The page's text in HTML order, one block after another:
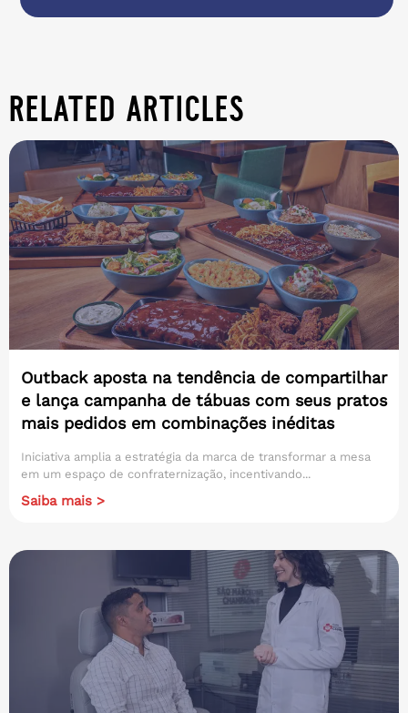
related articles
Outback aposta na tendência de compartilhar
e lança campanha de tábuas com seus pratos
mais pedidos em combinações inéditas
Iniciativa amplia a estratégia da marca de transformar a mesa
em um espaço de confraternização, incentivando...
Saiba mais >